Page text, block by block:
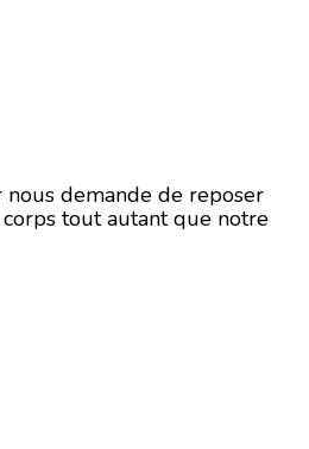
demande de reposer
tout autant que notre